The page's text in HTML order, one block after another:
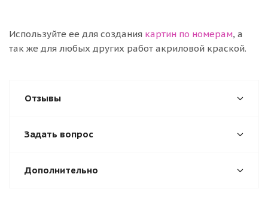
Используйте ее для создания картин по номерам, а
так же для любых других работ акриловой краской.
Отзывы
Задать вопрос
Дополнительно